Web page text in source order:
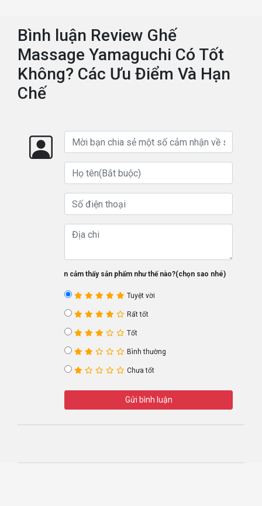
Bình luận Review Ghế
Massage Yamaguchi Có Tốt
Không? Các Ưu Điểm Và Hạn
Chế
Bạn cảm thấy sản phẩm như thế nào?(chọn sao nhé)
Tuyệt vời
Rất tốt
Tốt
Bình thường
Chưa tốt
Gửi bình luận